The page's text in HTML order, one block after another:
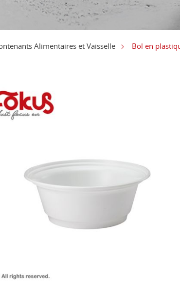
Alimentaires et Vaisselle Bol en